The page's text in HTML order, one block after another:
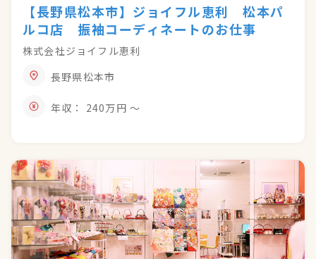
【長野県松本市】ジョイフル恵利 松本パ
ルコ店 振袖コーディネートのお仕事
株式会社ジョイフル恵利
長野県松本市
年収： 240万円 〜